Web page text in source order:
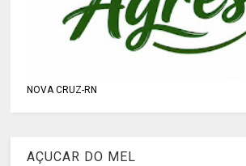
NOVA CRUZ-RN
AÇUCAR DO MEL